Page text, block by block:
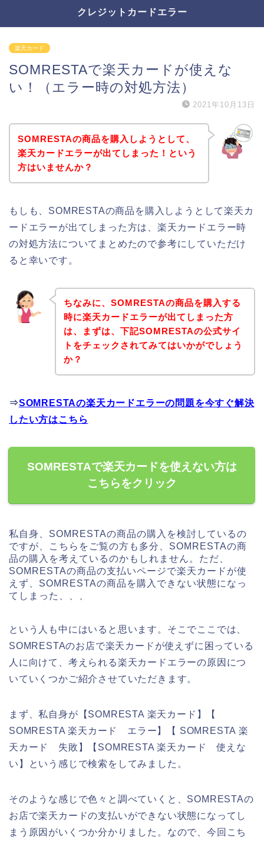
クレジットカードエラー
楽天カード
SOMRESTAで楽天カードが使えな
い！（エラー時の対処方法）
2021年10月13日
SOMRESTAの商品を購入しようとして、
楽天カードエラーが出てしまった！という
方はいませんか？
もしも、SOMRESTAの商品を購入しようとして楽天カ
ードエラーが出てしまった方は、楽天カードエラー時
の対処方法についてまとめたので参考にしていただけ
ると幸いです。
ちなみに、SOMRESTAの商品を購入する
時に楽天カードエラーが出てしまった方
は、まずは、下記SOMRESTAの公式サイ
トをチェックされてみてはいかがでしょう
か？
⇒SOMRESTAの楽天カードエラーの問題を今すぐ解決
したい方はこちら
SOMRESTAで楽天カードを使えない方は
こちらをクリック
私自身、SOMRESTAの商品の購入を検討しているの
ですが、こちらをご覧の方も多分、SOMRESTAの商
品の購入を考えているのかもしれません。ただ、
SOMRESTAの商品の支払いページで楽天カードが使
えず、SOMRESTAの商品を購入できない状態になっ
てしまった、、、
という人も中にはいると思います。そこでここでは、
SOMRESTAのお店で楽天カードが使えずに困っている
人に向けて、考えられる楽天カードエラーの原因につ
いていくつかご紹介させていただきます。
まず、私自身が【SOMRESTA 楽天カード】【
SOMRESTA 楽天カード エラー】【 SOMRESTA 楽
天カード 失敗】【SOMRESTA 楽天カード 使えな
い】という感じで検索をしてみました。
そのような感じで色々と調べていくと、SOMRESTAの
お店で楽天カードの支払いができない状態になってし
まう原因がいくつか分かりました。なので、今回こち